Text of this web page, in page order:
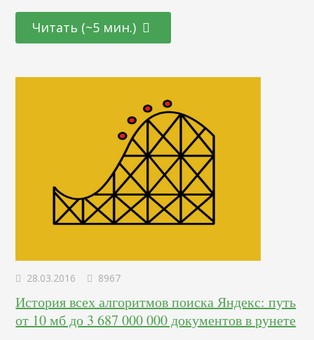
Chrome. Вот вам еще 17 классных помощников,
о которых вы, возможно, не знали. 1. RDS bar Это
полезные для SEO анализа. Примерно так будет выглядеть
Читать (~5 мин.)
28.03.2016 8967
История всех алгоритмов поиска Яндекс: путь
от 10 мб до 3 687 000 000 документов в рунете